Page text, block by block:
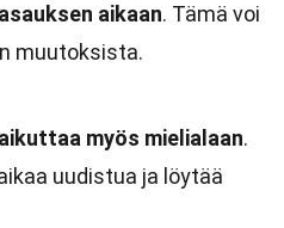
aikaan. Tämä voi
muutoksista.
myös mielialaan.
uudistua ja löytää